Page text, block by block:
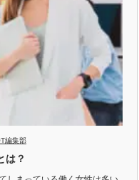
編集部
は？